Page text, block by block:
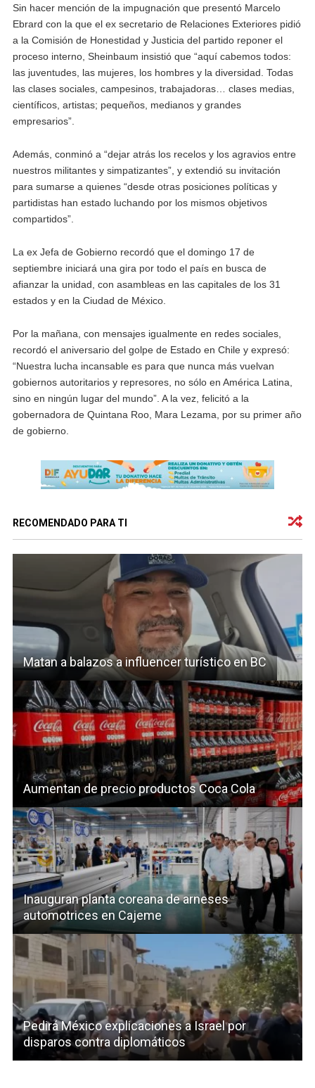
Sin hacer mención de la impugnación que presentó Marcelo
Ebrard con la que el ex secretario de Relaciones Exteriores pidió
a la Comisión de Honestidad y Justicia del partido reponer el
proceso interno, Sheinbaum insistió que “aquí cabemos todos:
las juventudes, las mujeres, los hombres y la diversidad. Todas
las clases sociales, campesinos, trabajadoras… clases medias,
científicos, artistas; pequeños, medianos y grandes
empresarios”.
Además, conminó a “dejar atrás los recelos y los agravios entre
nuestros militantes y simpatizantes”, y extendió su invitación
para sumarse a quienes “desde otras posiciones políticas y
partidistas han estado luchando por los mismos objetivos
compartidos”.
La ex Jefa de Gobierno recordó que el domingo 17 de
septiembre iniciará una gira por todo el país en busca de
afianzar la unidad, con asambleas en las capitales de los 31
estados y en la Ciudad de México.
Por la mañana, con mensajes igualmente en redes sociales,
recordó el aniversario del golpe de Estado en Chile y expresó:
“Nuestra lucha incansable es para que nunca más vuelvan
gobiernos autoritarios y represores, no sólo en América Latina,
sino en ningún lugar del mundo”. A la vez, felicitó a la
gobernadora de Quintana Roo, Mara Lezama, por su primer año
de gobierno.
RECOMENDADO PARA TI
Matan a balazos a influencer turístico en BC
Aumentan de precio productos Coca Cola
Inauguran planta coreana de arneses
automotrices en Cajeme
Pedirá México explicaciones a Israel por
disparos contra diplomáticos